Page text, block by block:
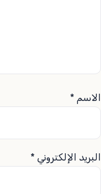
الاسم *
البريد الإلكتروني *